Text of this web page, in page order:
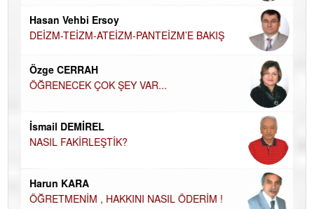
Hasan Vehbi Ersoy
DEİZM-TEİZM-ATEİZM-PANTEİZM’E BAKIŞ
Özge CERRAH
ÖĞRENECEK ÇOK ŞEY VAR...
İsmail DEMİREL
NASIL FAKİRLEŞTİK?
Harun KARA
ÖĞRETMENİM , HAKKINI NASIL ÖDERİM !